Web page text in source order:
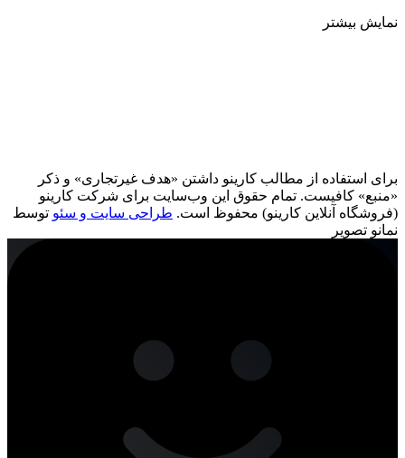
نمایش بیشتر
برای استفاده از مطالب کارینو داشتن «هدف غیرتجاری» و ذکر
«منبع» کافیست. تمام حقوق اين وب‌سايت برای شرکت کارینو
(فروشگاه آنلاین کارینو) محفوظ است. طراحی سایت و سئو توسط
نمانو تصویر